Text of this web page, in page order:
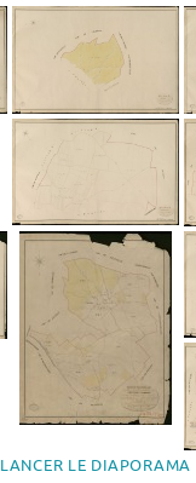
LANCER LE DIAPORAMA